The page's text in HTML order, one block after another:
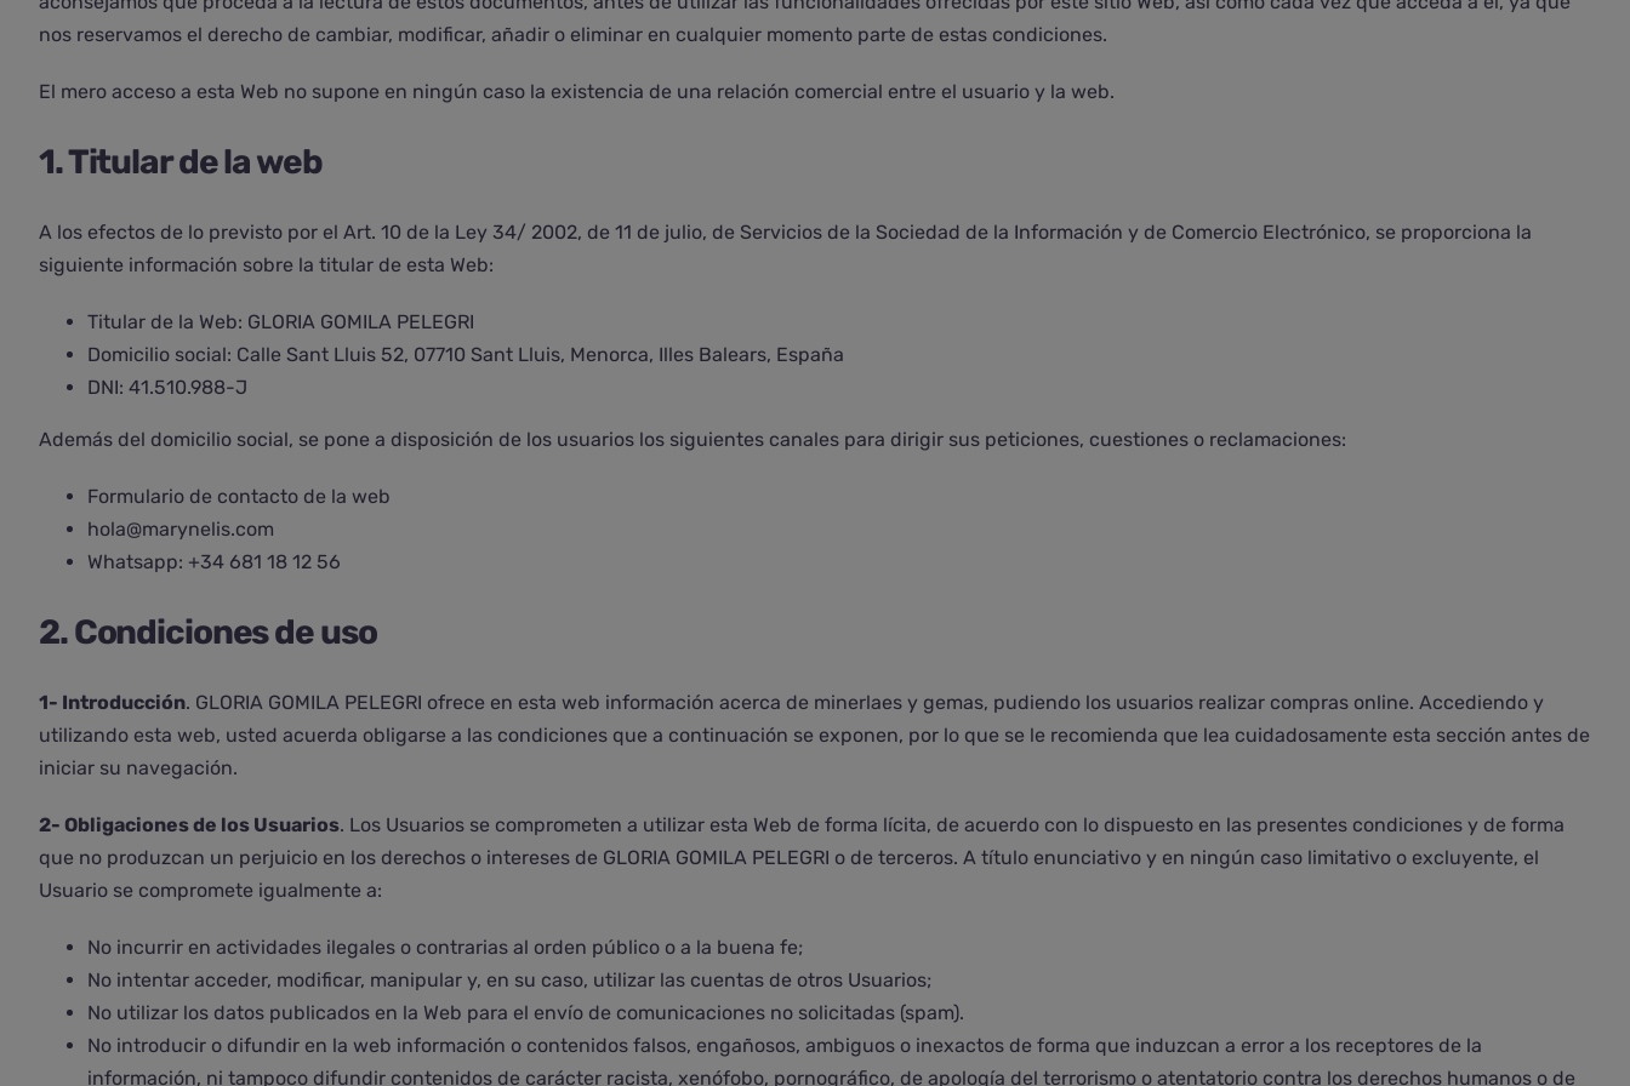
nos reservamos el derecho de cambiar, modificar, añadir o eliminar en cualquier momento parte de estas condiciones.
El mero acceso a esta Web no supone en ningún caso la existencia de una relación comercial entre el usuario y la web.
1. Titular de la web
A los efectos de lo previsto por el Art. 10 de la Ley 34/ 2002, de 11 de julio, de Servicios de la Sociedad de la Información y de Comercio Electrónico, se proporciona la
siguiente información sobre la titular de esta Web:
Titular de la Web: GLORIA GOMILA PELEGRI
Domicilio social: Calle Sant Lluis 52, 07710 Sant Lluis, Menorca, Illes Balears, España
DNI: 41.510.988-J
Además del domicilio social, se pone a disposición de los usuarios los siguientes canales para dirigir sus peticiones, cuestiones o reclamaciones:
Formulario de contacto de la web
hola@marynelis.com
Whatsapp: +34 681 18 12 56
2. Condiciones de uso
1- Introducción. GLORIA GOMILA PELEGRI ofrece en esta web información acerca de minerlaes y gemas, pudiendo los usuarios realizar compras online. Accediendo y
utilizando esta web, usted acuerda obligarse a las condiciones que a continuación se exponen, por lo que se le recomienda que lea cuidadosamente esta sección antes de
iniciar su navegación.
2- Obligaciones de los Usuarios. Los Usuarios se comprometen a utilizar esta Web de forma lícita, de acuerdo con lo dispuesto en las presentes condiciones y de forma
que no produzcan un perjuicio en los derechos o intereses de GLORIA GOMILA PELEGRI o de terceros. A título enunciativo y en ningún caso limitativo o excluyente, el
Usuario se compromete igualmente a:
No incurrir en actividades ilegales o contrarias al orden público o a la buena fe;
No intentar acceder, modificar, manipular y, en su caso, utilizar las cuentas de otros Usuarios;
No utilizar los datos publicados en la Web para el envío de comunicaciones no solicitadas (spam).
No introducir o difundir en la web información o contenidos falsos, engañosos, ambiguos o inexactos de forma que induzcan a error a los receptores de la
información, ni tampoco difundir contenidos de carácter racista, xenófobo, pornográfico, de apología del terrorismo o atentatorio contra los derechos humanos o de